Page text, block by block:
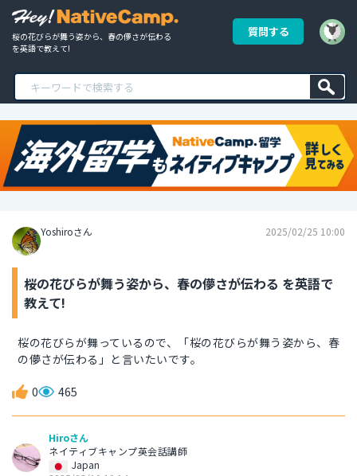
桜の花びらが舞う姿から、春の儚さが伝わる
を英語で教えて!
質問する
Yoshiroさん 2025/02/25 10:00
桜の花びらが舞う姿から、春の儚さが伝わる を英語で
教えて!
桜の花びらが舞っているので、「桜の花びらが舞う姿から、春
の儚さが伝わる」と言いたいです。
0 465
Hiroさん
ネイティブキャンプ英会話講師
Japan